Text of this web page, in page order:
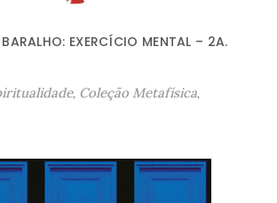
EXERCÍCIO MENTAL – 2A.
, Coleção Metafísica,